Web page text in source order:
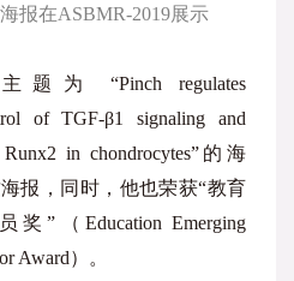
报在ASBMR-2019展示
为 “Pinch regulates
of TGF-β1 signaling and
in chondrocytes”的海
报，同时，他也荣获“教育
”（Education Emerging
Award）。